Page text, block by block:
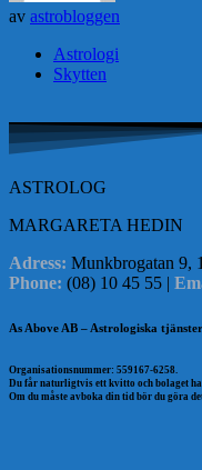
av astrobloggen
Astrologi
Skytten
ASTROLOG
MARGARETA HEDIN
Adress: Munkbrogatan 9,
Phone: (08) 10 45 55 |
As Above AB – Astrologiska
Organisationsnummer: 559167-6258.
Du får naturligtvis ett kvitto och bolaget
Om du måste avboka din tid bör du göra